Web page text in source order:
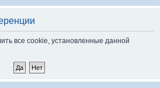
все cookie, установленные данной